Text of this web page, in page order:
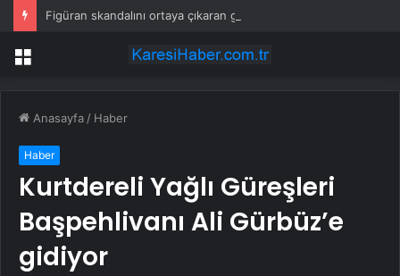
Menü
Anasayfa / Haber
Haber
Kurtdereli Yağlı Güreşleri
Başpehlivanı Ali Gürbüz’e
gidiyor